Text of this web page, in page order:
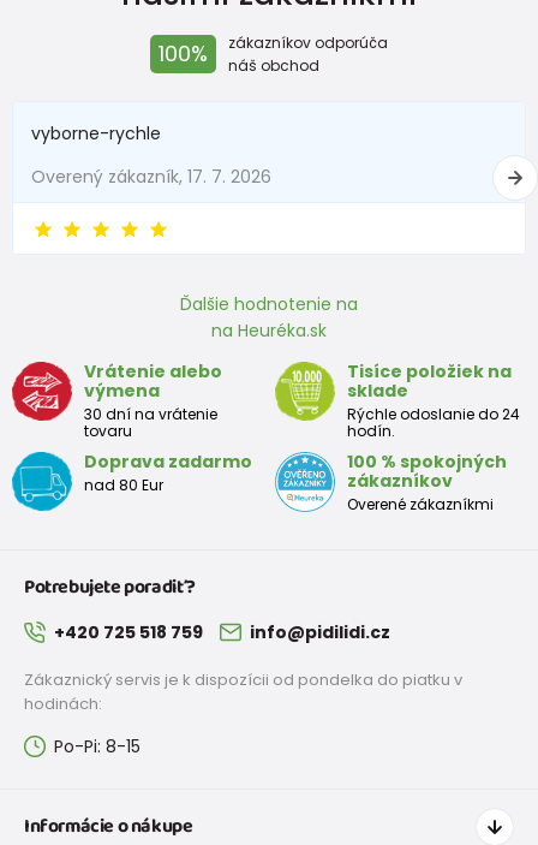
13-14 rokov 159 - 164
100%
zákazníkov odporúča
náš obchod
vyborne-rychle
Overený zákazník, 17. 7. 2026
Ďalšie hodnotenie na
na Heuréka.sk
Vrátenie alebo
výmena
30 dní na vrátenie
tovaru
Tisíce položiek na
sklade
Rýchle odoslanie do 24
hodín.
Doprava zadarmo
nad 80 Eur
100 % spokojných
zákazníkov
Overené zákazníkmi
Potrebujete poradiť?
+420 725 518 759 info@pidilidi.cz
Zákaznický servis je k dispozícii od pondelka do piatku v
hodinách:
Po-Pi: 8-15
Informácie o nákupe